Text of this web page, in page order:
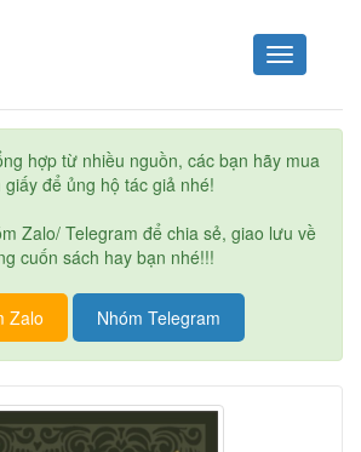
Toggle
navigation
hợp từ nhiều nguồn, các bạn hãy mua
giấy để ủng hộ tác giả nhé!
Zalo/ Telegram để chia sẻ, giao lưu về
cuốn sách hay bạn nhé!!!
Zalo Nhóm Telegram